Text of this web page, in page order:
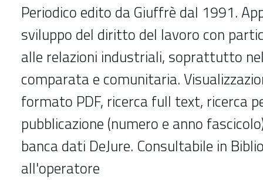
Periodico edito da Giuffrè dal 1991.
sviluppo del diritto del lavoro con
alle relazioni industriali, soprattutto
comparata e comunitaria.
formato PDF, ricerca full text, ricerca
pubblicazione (numero e anno
banca dati DeJure. Consultabile in
all'operatore